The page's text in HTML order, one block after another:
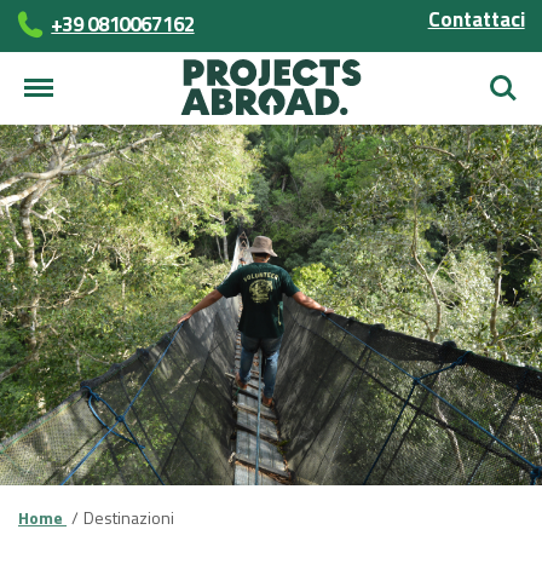
+39 0810067162 Contattaci
Cerca
Home Destinazioni